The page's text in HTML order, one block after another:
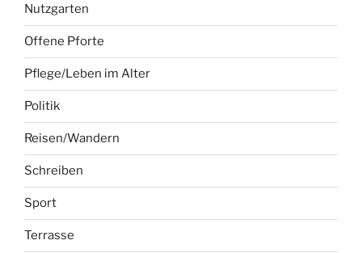
Nutzgarten
Offene Pforte
Pflege/Leben im Alter
Politik
Reisen/Wandern
Schreiben
Sport
Terrasse